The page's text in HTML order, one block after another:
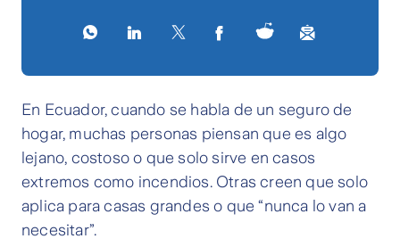
En Ecuador, cuando se habla de un seguro de
hogar, muchas personas piensan que es algo
lejano, costoso o que solo sirve en casos
extremos como incendios. Otras creen que solo
aplica para casas grandes o que “nunca lo van a
necesitar”.